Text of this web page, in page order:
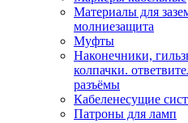
Материалы для
молниезащита
Муфты
Наконечники,
колпачки.
разъёмы
Кабеленесущие
Патроны для ламп